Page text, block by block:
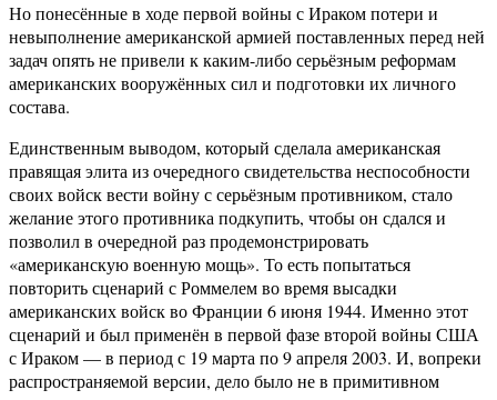
Но понесённые в ходе первой войны с Ираком потери и
невыполнение американской армией поставленных перед ней
задач опять не привели к каким-либо серьёзным реформам
американских вооружённых сил и подготовки их личного
состава.
Единственным выводом, который сделала американская
правящая элита из очередного свидетельства неспособности
своих войск вести войну с серьёзным противником, стало
желание этого противника подкупить, чтобы он сдался и
позволил в очередной раз продемонстрировать
«американскую военную мощь». То есть попытаться
повторить сценарий с Роммелем во время высадки
американских войск во Франции 6 июня 1944. Именно этот
сценарий и был применён в первой фазе второй войны США
с Ираком — в период с 19 марта по 9 апреля 2003. И, вопреки
распространяемой версии, дело было не в примитивном